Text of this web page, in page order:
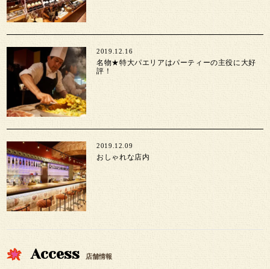
2019.12.16
名物★特大パエリアはパーティーの主役に大好
評！
2019.12.09
おしゃれな店内
Access 店舗情報